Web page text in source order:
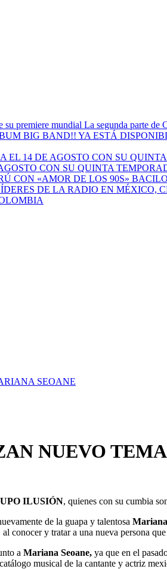
La segunda parte de
CON SU QUINTA
SEOANE
NUEVO
ILUSIÓN, quienes con su cumbia
de la guapa y talentosa
conocer y tratar a una nueva persona
a Mariana Seoane, ya que en el
musical de la cantante y actriz